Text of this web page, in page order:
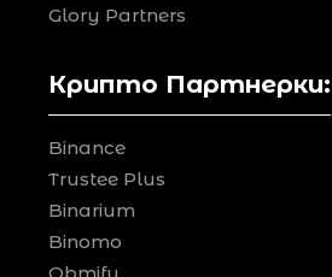
Glory Partners
Крипто Партнерки:
Binance
Trustee Plus
Binarium
Binomo